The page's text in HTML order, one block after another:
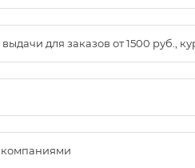
для заказов от 1500 руб.,
компаниями